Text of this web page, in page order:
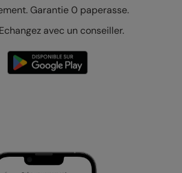
Garantie 0 paperasse.
avec un conseiller.